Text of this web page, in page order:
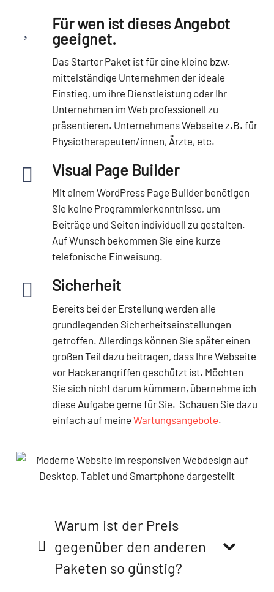
Für wen ist dieses Angebot
geeignet.
Das Starter Paket ist für eine kleine bzw.
mittelständige Unternehmen der ideale
Einstieg, um ihre Dienst­leistung oder Ihr
Unternehmen im Web professionell zu
präsentieren. Unternehmens Webseite z.B. für
Physiotherapeuten/innen, Ärzte, etc.
Visual Page Builder
Mit einem WordPress Page Builder benötigen
Sie keine Programmierkenntnisse, um
Beiträge und Seiten individuell zu gestalten.
Auf Wunsch bekommen Sie eine kurze
telefonische Einweisung.
Sicherheit
Bereits bei der Erstellung werden alle
grundlegenden Sicherheitseinstellungen
getroffen. Allerdings können Sie später einen
großen Teil dazu beitragen, dass Ihre Webseite
vor Hackerangriffen geschützt ist. Möchten
Sie sich nicht darum kümmern, übernehme ich
diese Aufgabe gerne für Sie. Schauen Sie dazu
einfach auf meine Wartungsangebote.
Warum ist der Preis
gegenüber den anderen
Paketen so günstig?